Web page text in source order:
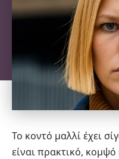
Το κοντό μαλλί έχει
είναι πρακτικό,